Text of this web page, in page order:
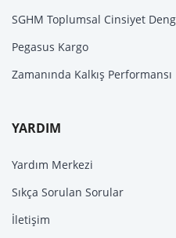
SGHM Toplumsal Cinsiyet
Pegasus Kargo
Zamanında Kalkış Performansı
YARDIM
Yardım Merkezi
Sıkça Sorulan Sorular
İletişim